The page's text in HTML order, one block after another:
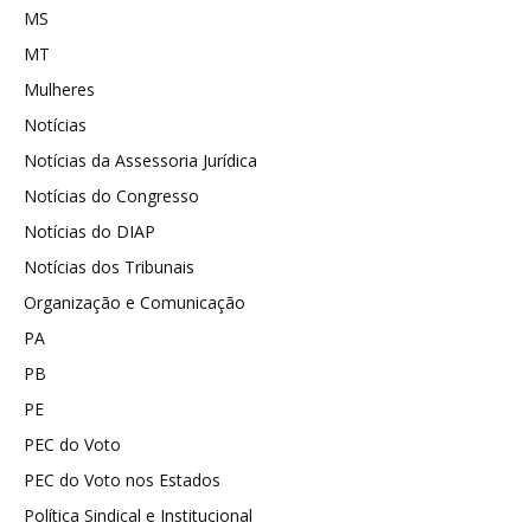
MS
MT
Mulheres
Notícias
Notícias da Assessoria Jurídica
Notícias do Congresso
Notícias do DIAP
Notícias dos Tribunais
Organização e Comunicação
PA
PB
PE
PEC do Voto
PEC do Voto nos Estados
Política Sindical e Institucional